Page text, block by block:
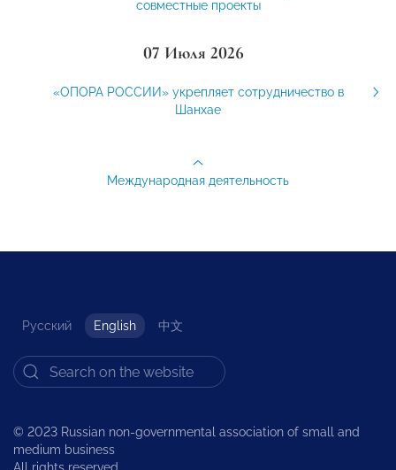
совместные проекты
07 Июля 2026
«ОПОРА РОССИИ» укрепляет сотрудничество в
Шанхае
Международная деятельность
Русский English 中文
© 2023 Russian non-governmental association of small and
medium business